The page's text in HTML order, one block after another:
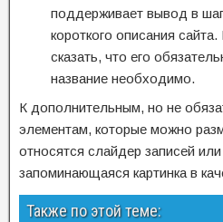
поддерживает вывод в
короткого описания
сказать, что его
название необходимо.
К дополнительным, но не
элементам, которые можно
относятся слайдер записей или
запоминающаяся картинка в
Также по этой теме: